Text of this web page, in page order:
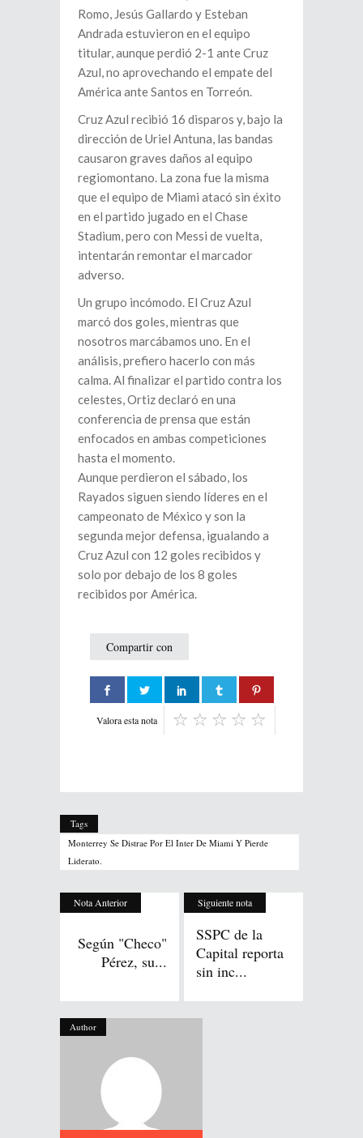
Romo, Jesús Gallardo y Esteban
Andrada estuvieron en el equipo
titular, aunque perdió 2-1 ante Cruz
Azul, no aprovechando el empate del
América ante Santos en Torreón.
Cruz Azul recibió 16 disparos y, bajo la
dirección de Uriel Antuna, las bandas
causaron graves daños al equipo
regiomontano. La zona fue la misma
que el equipo de Miami atacó sin éxito
en el partido jugado en el Chase
Stadium, pero con Messi de vuelta,
intentarán remontar el marcador
adverso.
Un grupo incómodo. El Cruz Azul
marcó dos goles, mientras que
nosotros marcábamos uno. En el
análisis, prefiero hacerlo con más
calma. Al finalizar el partido contra los
celestes, Ortiz declaró en una
conferencia de prensa que están
enfocados en ambas competiciones
hasta el momento.
Aunque perdieron el sábado, los
Rayados siguen siendo líderes en el
campeonato de México y son la
segunda mejor defensa, igualando a
Cruz Azul con 12 goles recibidos y
solo por debajo de los 8 goles
recibidos por América.
Compartir con
Valora esta nota
Tags
Monterrey Se Distrae Por El Inter De Miami Y Pierde
Liderato.
Nota Anterior
Según "Checo"
Pérez, su...
Siguiente nota
SSPC de la
Capital reporta
sin inc...
Author